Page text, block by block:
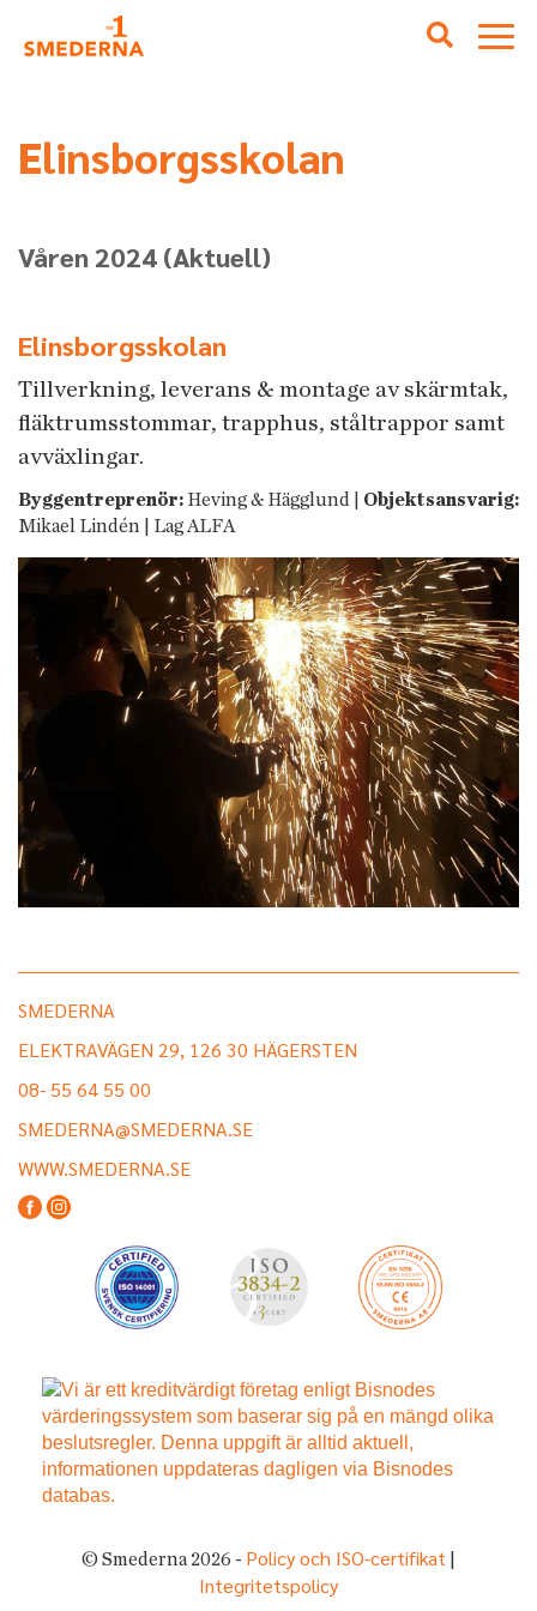
Elinsborgsskolan
Våren 2024 (Aktuell)
Elinsborgsskolan
Tillverkning, leverans & montage av skärmtak,
fläktrumsstommar, trapphus, ståltrappor samt
avväxlingar.
Byggentreprenör: Heving & Hägglund | Objektsansvarig:
Mikael Lindén | Lag ALFA
SMEDERNA
ELEKTRAVÄGEN 29, 126 30 HÄGERSTEN
08- 55 64 55 00
SMEDERNA@SMEDERNA.SE
WWW.SMEDERNA.SE
© Smederna 2026 - Policy och ISO-certifikat
Integritetspolicy